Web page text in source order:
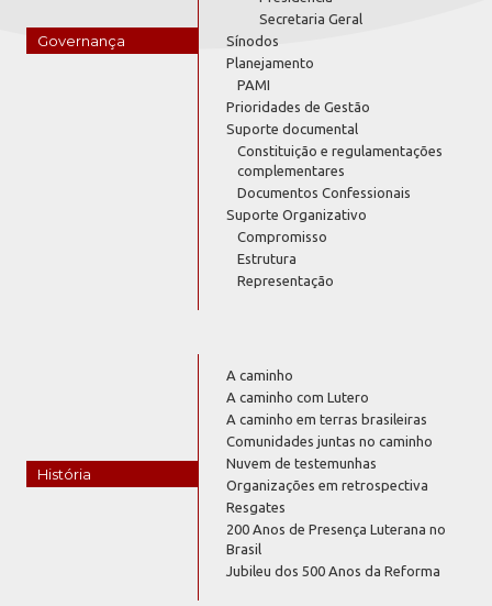
Governança
Secretaria Geral
Sínodos
Planejamento
PAMI
Prioridades de Gestão
Suporte documental
Constituição e regulamentações
complementares
Documentos Confessionais
Suporte Organizativo
Compromisso
Estrutura
Representação
História
A caminho
A caminho com Lutero
A caminho em terras brasileiras
Comunidades juntas no caminho
Nuvem de testemunhas
Organizações em retrospectiva
Resgates
200 Anos de Presença Luterana no
Brasil
Jubileu dos 500 Anos da Reforma